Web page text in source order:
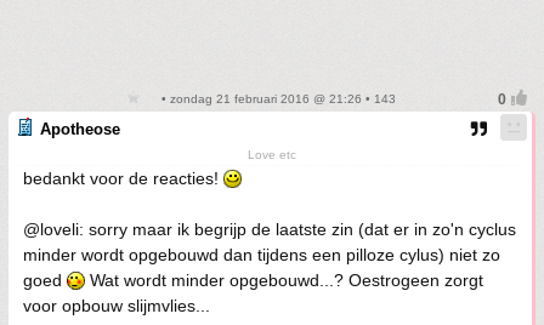
• zondag 21 februari 2016 @ 21:26 • 143
Apotheose
Love etc
bedankt voor de reacties!
@loveli: sorry maar ik begrijp de laatste zin (dat er in zo'n cyclus
minder wordt opgebouwd dan tijdens een pilloze cylus) niet zo
goed
Wat wordt minder opgebouwd...? Oestrogeen zorgt
voor opbouw slijmvlies...